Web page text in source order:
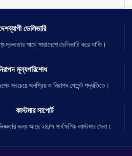
ডেলিভারি
সাথে সারাদেশে ডেলিভারি করে থাকি।
মূল্যপরিশোধ
সবচেয়ে জনপ্রিয় ও নিরাপদ পেমেন্ট পদ্ধতিতে।
কাস্টমার সাপোর্ট
জন্য আছে ২৪/৭ সার্বক্ষণিক কাস্টমার সেবা।